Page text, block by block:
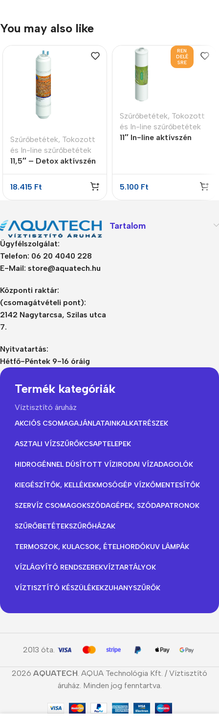
You may also like
Szűrőbetétek, Tokozott
és In-line szűrőbetétek
11,5″ – Detox aktívszén
18.415 Ft
REN
DELÉ
SRE
Szűrőbetétek, Tokozott
és In-line szűrőbetétek
11″ In-line aktívszén
5.100 Ft
Ügyfélszolgálat:
Telefon: 06 20 4040 228
E-Mail: store@aquatech.hu
Központi raktár:
(csomagátvételi pont):
2142 Nagytarcsa, Szilas utca
7.
Nyitvatartás:
Hétfő-Péntek 9-16 óráig
Tartalom
Termék kategóriák
Víztisztító áruház
AKCIÓS CSOMAGAJÁNLATAINKALKATRÉSZEK
ASZTALI VÍZSZŰRŐKCSAPTELEPEK
HIDROGÉNNEL DÚSÍTOTT VÍZIRODAI VÍZADAGOLÓK
KIEGÉSZÍTŐK, KELLÉKEKMOSÓGÉP VÍZKŐMENTESÍTŐK
SZERVÍZ CSOMAGOKSZÓDAGÉPEK, SZÓDAPATRONOK
SZŰRŐBETÉTEKSZŰRŐHÁZAK
TERMOSZOK, KULACSOK, ÉTELHORDÓKUV LÁMPÁK
VÍZLÁGYÍTÓ RENDSZEREKVÍZTARTÁLYOK
VÍZTISZTÍTÓ KÉSZÜLÉKEKZUHANYSZŰRŐK
2013 óta.
2026 AQUATECH. AQUA Technológia Kft. / Víztisztító
áruház. Minden jog fenntartva.